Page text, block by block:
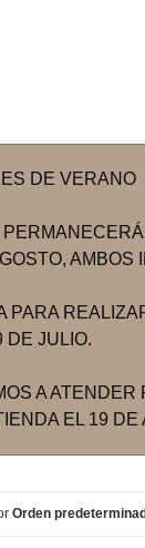
DE VERANO
AMBOS
PARA
DE JULIO.
A ATENDER
EL 19 DE
Orden